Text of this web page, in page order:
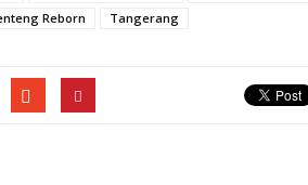
Reborn Tangerang